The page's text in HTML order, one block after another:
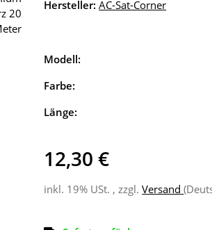
Hersteller: AC-Sat-Corner
Modell:
Farbe:
Länge:
12,30 €
inkl. 19% USt. , zzgl.Versand